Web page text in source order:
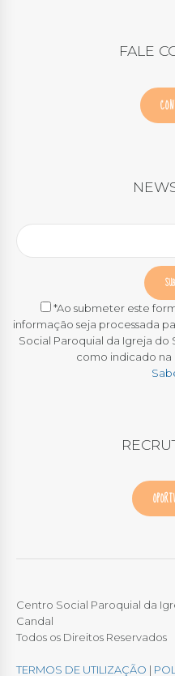
FALE
*Ao submeter este
informação seja processada
Social Paroquial da Igreja do
como indicado na
Centro Social Paroquial da
Candal
Todos os Direitos Reservados
TERMOS DE UTILIZAÇÃO |